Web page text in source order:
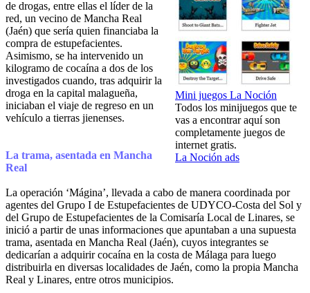
Mini juegos La Noción
Todos los minijuegos que te
vas a encontrar aquí son
completamente juegos de
internet gratis.
La Noción ads
de drogas, entre ellas el líder de la
red, un vecino de Mancha Real
(Jaén) que sería quien financiaba la
compra de estupefacientes.
Asimismo, se ha intervenido un
kilogramo de cocaína a dos de los
investigados cuando, tras adquirir la
droga en la capital malagueña,
iniciaban el viaje de regreso en un
vehículo a tierras jienenses.
La trama, asentada en Mancha
Real
La operación ‘Mágina’, llevada a cabo de manera coordinada por
agentes del Grupo I de Estupefacientes de UDYCO-Costa del Sol y
del Grupo de Estupefacientes de la Comisaría Local de Linares, se
inició a partir de unas informaciones que apuntaban a una supuesta
trama, asentada en Mancha Real (Jaén), cuyos integrantes se
dedicarían a adquirir cocaína en la costa de Málaga para luego
distribuirla en diversas localidades de Jaén, como la propia Mancha
Real y Linares, entre otros municipios.